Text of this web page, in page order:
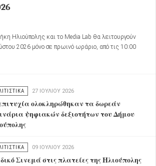
Ηλιούπολης και το Media Lab θα λειτουργούν
2026 μόνο σε πρωινό ωράριο, από τις 10:00
27 ΙΟΥΛΊΟΥ 2026
ολοκληρώθηκαν τα δωρεάν
ψηφιακών δεξιοτήτων του Δήμου
09 ΙΟΥΛΊΟΥ 2026
Σινεμά στις πλατείες της Ηλιούπολης